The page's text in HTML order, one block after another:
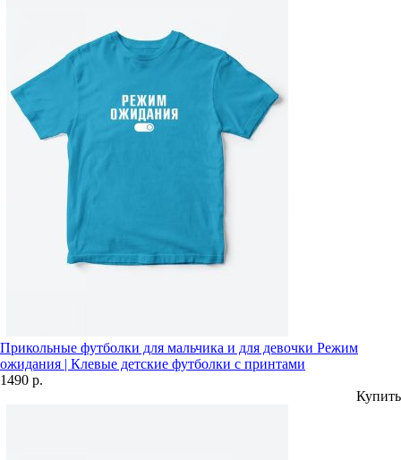
Прикольные футболки для мальчика и для девочки Режим
ожидания | Клевые детские футболки с принтами
1490 р.
Купить